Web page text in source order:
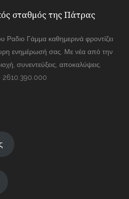
σταθμός της Πάτρας
Γάμμα καθημερινά φροντίζει
ενημέρωσή σας. Με νέα από την
συνεντεύξεις, αποκαλύψεις.
2610.390.000